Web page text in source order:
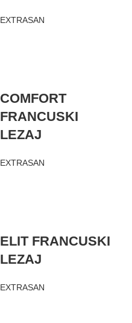
EXTRASAN
COMFORT
FRANCUSKI
LEZAJ
EXTRASAN
ELIT FRANCUSKI
LEZAJ
EXTRASAN